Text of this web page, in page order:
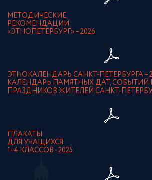
МЕТОДИЧЕСКИЕ
РЕКОМЕНДАЦИИ
«ЭТНОПЕТЕРБУРГ» – 2026
ЭТНОКАЛЕНДАРЬ САНКТ-ПЕТЕРБУРГА –
КАЛЕНДАРЬ ПАМЯТНЫХ ДАТ, СОБЫТИЙ
ПРАЗДНИКОВ ЖИТЕЛЕЙ САНКТ-
ПЛАКАТЫ
ДЛЯ УЧАЩИХСЯ
1–4 КЛАССОВ - 2025